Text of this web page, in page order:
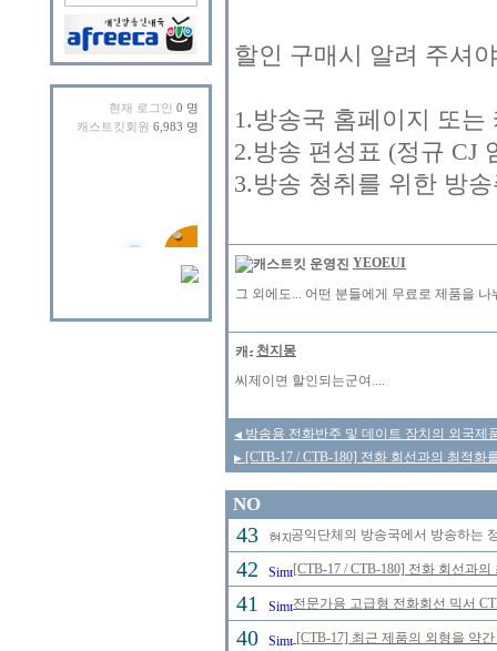
현재 로그인 0 명
캐스트킷회원 6,983 명
할인 구매시 알려 주셔
1.방송국 홈페이지 또는
2.방송 편성표 (정규 CJ
3.방송 청취를 위한 방
YEOEUI
그 외에도... 어떤 분들에게 무료로 제품을
천지몽
씨제이면 할인되는군여....
◀ 방송용 전화반주 및 데이트 장치의 외국제
▶ [CTB-17 / CTB-180] 전화 회선과의 최적화
NO
43 공익단체의 방송국에서 방송하는
42 [CTB-17 / CTB-180] 전화 회선과
41 전문가용 고급형 전화회선 믹서
40 [CTB-17] 최근 제품의 외형을 약